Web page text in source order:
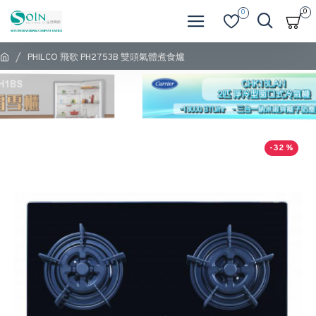
0 0
PHILCO 飛歌 PH2753B 雙頭氣體煮食爐
-32 %